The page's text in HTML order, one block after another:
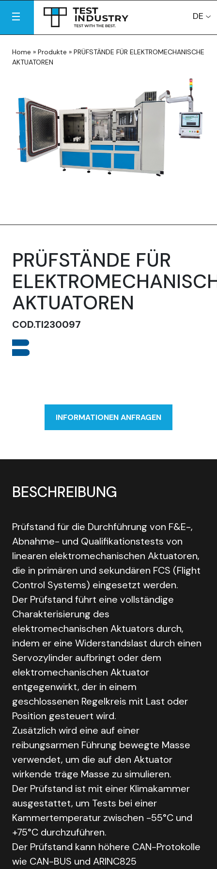
DE
Home » Produkte » PRÜFSTÄNDE FÜR ELEKTROMECHANISCHE
AKTUATOREN
PRÜFSTÄNDE FÜR
AKTUATOREN
COD.TI230097
INFORMATIONEN ANFRAGEN
BESCHREIBUNG
Prüfstand für die Durchführung von F&E-,
Abnahme- und Qualifikationstests von
linearen elektromechanischen Aktuatoren,
die in primären und sekundären FCS (Flight
Control Systems) eingesetzt werden.
Der Prüfstand führt eine vollständige
Charakterisierung des
elektromechanischen Aktuators durch,
indem er eine Widerstandslast durch einen
Servozylinder aufbringt oder dem
elektromechanischen Aktuator
entgegenwirkt, der in einem
geschlossenen Regelkreis mit Last oder
Position gesteuert wird.
Zusätzlich wird eine auf einer
reibungsarmen Führung bewegte Masse
verwendet, um die auf den Aktuator
wirkende träge Masse zu simulieren.
Der Prüfstand ist mit einer Klimakammer
ausgestattet, um Tests bei einer
Kammertemperatur zwischen -55°C und
+75°C durchzuführen.
Der Prüfstand kann höhere CAN-Protokolle
wie CAN-BUS und ARINC825